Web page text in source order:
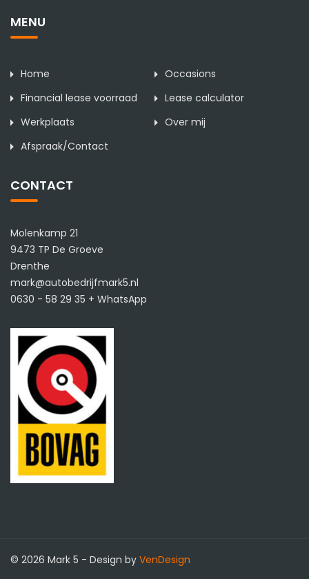
MENU
Home
Occasions
Financial lease voorraad
Lease calculator
Werkplaats
Over mij
Afspraak/Contact
CONTACT
Molenkamp 21
9473 TP De Groeve
Drenthe
mark@autobedrijfmark5.nl
0630 - 58 29 35 + WhatsApp
© 2026 Mark 5 - Design by VenDesign